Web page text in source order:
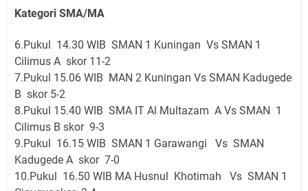
Kategori SMA/MA
6.Pukul 14.30 WIB SMAN 1 Kuningan Vs SMAN 1
Cilimus A skor 11-2
7.Pukul 15.06 WIB MAN 2 Kuningan Vs SMAN Kadugede
B skor 5-2
8.Pukul 15.40 WIB SMA IT Al Multazam A Vs SMAN 1
Cilimus B skor 9-3
9.Pukul 16.15 WIB SMAN 1 Garawangi Vs SMAN
Kadugede A skor 7-0
10.Pukul 16.50 WIB MA Husnul Khotimah Vs SMAN 1